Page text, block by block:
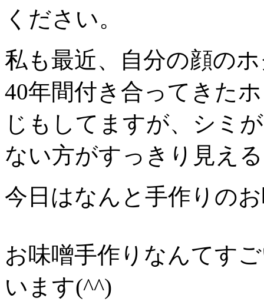
ください。
私も最近、自分の顔の
40年間付き合ってきた
じもしてますが、シミ
ない方がすっきり見え
今日はなんと手作りの
お味噌手作りなんてす
います(^^)